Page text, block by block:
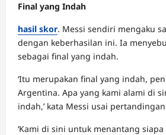
Final yang Indah
hasil skor. Messi sendiri mengaku
dengan keberhasilan ini. Ia
sebagai final yang indah.
‘Itu merupakan final yang indah,
Argentina. Apa yang kami alami di
indah,’ kata Messi usai
‘Kami di sini untuk menantang